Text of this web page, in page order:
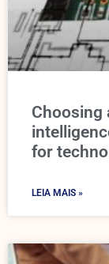
Choosing
for
LEIA MAIS »